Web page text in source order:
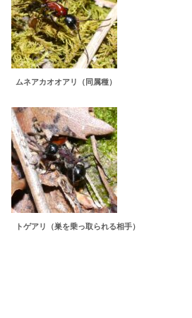
ムネアカオオアリ（同属種）
トゲアリ（巣を乗っ取られる相手）